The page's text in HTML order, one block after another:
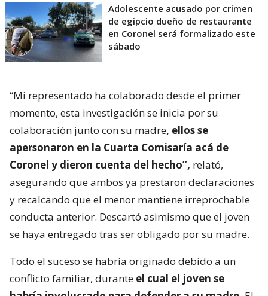
Adolescente acusado por crimen
de egipcio dueño de restaurante
en Coronel será formalizado este
sábado
“Mi representado ha colaborado desde el primer
momento, esta investigación se inicia por su
colaboración junto con su madre, ellos se
apersonaron en la Cuarta Comisaría acá de
Coronel y dieron cuenta del hecho”, relató,
asegurando que ambos ya prestaron declaraciones
y recalcando que el menor mantiene irreprochable
conducta anterior. Descartó asimismo que el joven
se haya entregado tras ser obligado por su madre.
Todo el suceso se habría originado debido a un
conflicto familiar, durante el cual el joven se